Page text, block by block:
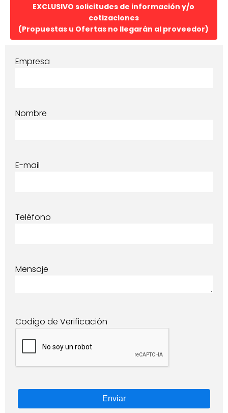
EXCLUSIVO solicitudes de información y/o
cotizaciones
(Propuestas u Ofertas no llegarán al proveedor)
Empresa
Nombre
E-mail
Teléfono
Mensaje
Codigo de Verificación
Enviar